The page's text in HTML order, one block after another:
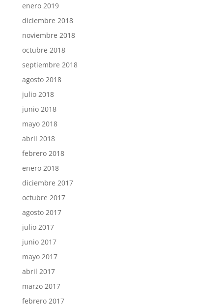
enero 2019
diciembre 2018
noviembre 2018
octubre 2018
septiembre 2018
agosto 2018
julio 2018
junio 2018
mayo 2018
abril 2018
febrero 2018
enero 2018
diciembre 2017
octubre 2017
agosto 2017
julio 2017
junio 2017
mayo 2017
abril 2017
marzo 2017
febrero 2017